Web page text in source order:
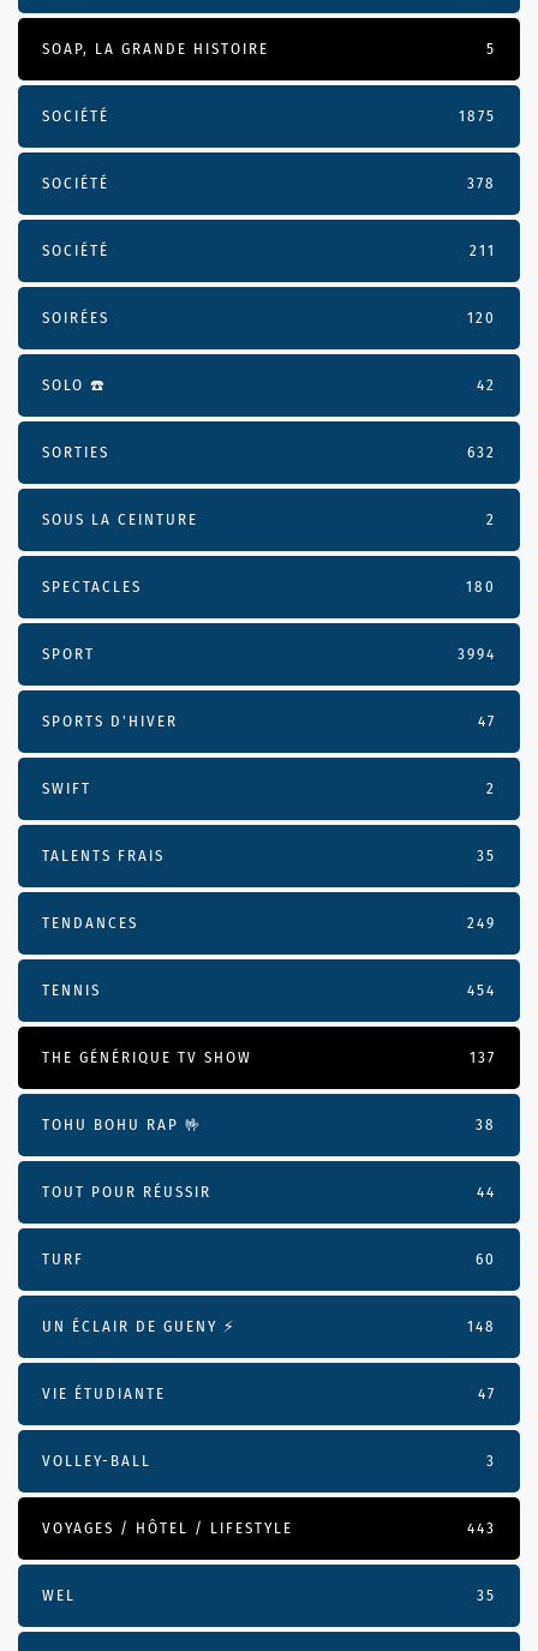
SOAP, LA GRANDE HISTOIRE 5
SOCIÉTÉ 1875
SOCIÉTÉ 378
SOCIÉTÉ 211
SOIRÉES 120
SOLO ☎️ 42
SORTIES 632
SOUS LA CEINTURE 2
SPECTACLES 180
SPORT 3994
SPORTS D'HIVER 47
SWIFT 2
TALENTS FRAIS 35
TENDANCES 249
TENNIS 454
THE GÉNÉRIQUE TV SHOW 137
TOHU BOHU RAP 🤟 38
TOUT POUR RÉUSSIR 44
TURF 60
UN ÉCLAIR DE GUENY ⚡️ 148
VIE ÉTUDIANTE 47
VOLLEY-BALL 3
VOYAGES / HÔTEL / LIFESTYLE 443
WEL 35